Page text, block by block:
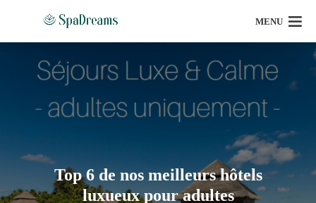
MENU
Top 6 de nos meilleurs hôtels
luxueux pour adultes